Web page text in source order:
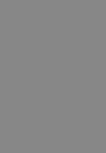
Cookie-Script.com-
bezoekers te
Cookie-Script.com is
in de
laden en jouw